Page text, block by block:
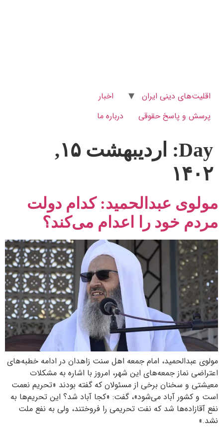
اقلیت‌های دینی ایران
اخبار
پرسش و پاسخ‌ حقوقی
درباره ما
Day:
اردیبهشت ۱۵,
۱۴۰۲
مولوی عبدالحمید: کدام دولت
مردم خود را اعدام می‌کند؟
مولوی عبدالحمید،‌ امام جمعه اهل سنت زاهدان در ادامه خطبه‌های
اعتراضی نماز جمعه‌های این شهر، امروز با اشاره به مشکلات
معیشتی و سخنان برخی از مسئولان که گفته بودند «تحریم نعمت
است و کشور آباد می‌شود»، گفت: «کجا آباد شد؟ این تحریم‌ها به
نفع آقازاده‌ها شد که نفت تحریمی را فروختند، ولی به نفع ملت
نشد.»